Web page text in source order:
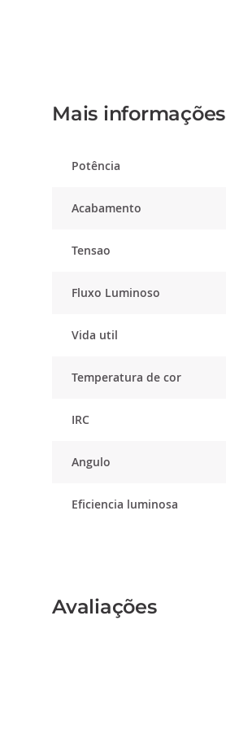
imagens
Mais informações
Potência
Acabamento
Tensao
Fluxo Luminoso
Vida util
Temperatura de cor
IRC
Angulo
Eficiencia luminosa
Avaliações